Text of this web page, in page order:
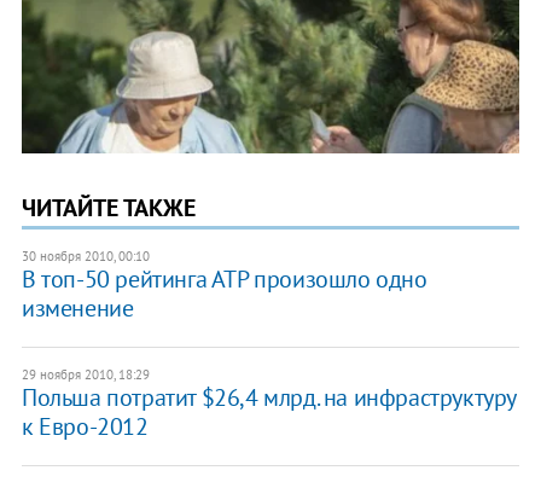
ЧИТАЙТЕ ТАКЖЕ
30 ноября 2010, 00:10
В топ-50 рейтинга АТР произошло одно
изменение
29 ноября 2010, 18:29
Польша потратит $26,4 млрд. на инфраструктуру
к Евро-2012